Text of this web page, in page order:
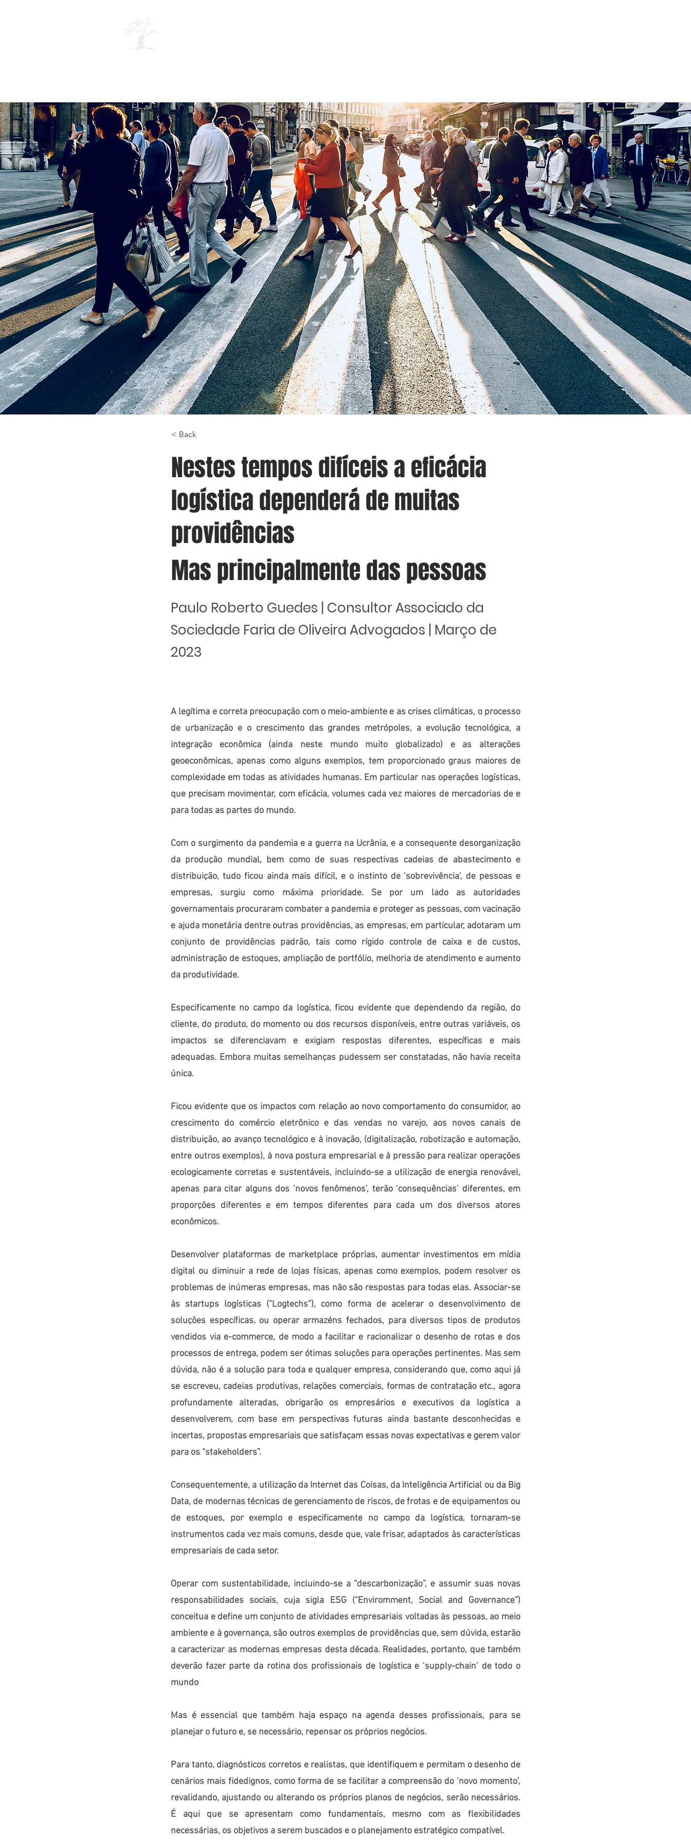
< Back
Nestes tempos difíceis a eficácia
logística dependerá de muitas
providências
Mas principalmente das pessoas
Paulo Roberto Guedes | Consultor Associado da
Sociedade Faria de Oliveira Advogados | Março de
2023
A legítima e correta preocupação com o meio-ambiente e as crises climáticas, o processo
de urbanização e o crescimento das grandes metrópoles, a evolução tecnológica, a
integração econômica (ainda neste mundo muito globalizado) e as alterações
geoeconômicas, apenas como alguns exemplos, tem proporcionado graus maiores de
complexidade em todas as atividades humanas. Em particular nas operações logísticas,
que precisam movimentar, com eficácia, volumes cada vez maiores de mercadorias de e
para todas as partes do mundo.
Com o surgimento da pandemia e a guerra na Ucrânia, e a consequente desorganização
da produção mundial, bem como de suas respectivas cadeias de abastecimento e
distribuição, tudo ficou ainda mais difícil, e o instinto de ‘sobrevivência’, de pessoas e
empresas, surgiu como máxima prioridade. Se por um lado as autoridades
governamentais procuraram combater a pandemia e proteger as pessoas, com vacinação
e ajuda monetária dentre outras providências, as empresas, em particular, adotaram um
conjunto de providências padrão, tais como rígido controle de caixa e de custos,
administração de estoques, ampliação de portfólio, melhoria de atendimento e aumento
da produtividade.
Especificamente no campo da logística, ficou evidente que dependendo da região, do
cliente, do produto, do momento ou dos recursos disponíveis, entre outras variáveis, os
impactos se diferenciavam e exigiam respostas diferentes, específicas e mais
adequadas. Embora muitas semelhanças pudessem ser constatadas, não havia receita
única.
Ficou evidente que os impactos com relação ao novo comportamento do consumidor, ao
crescimento do comércio eletrônico e das vendas no varejo, aos novos canais de
distribuição, ao avanço tecnológico e à inovação, (digitalização, robotização e automação,
entre outros exemplos), à nova postura empresarial e à pressão para realizar operações
ecologicamente corretas e sustentáveis, incluindo-se a utilização de energia renovável,
apenas para citar alguns dos ‘novos fenômenos’, terão ‘consequências’ diferentes, em
proporções diferentes e em tempos diferentes para cada um dos diversos atores
econômicos.
Desenvolver plataformas de marketplace próprias, aumentar investimentos em mídia
digital ou diminuir a rede de lojas físicas, apenas como exemplos, podem resolver os
problemas de inúmeras empresas, mas não são respostas para todas elas. Associar-se
às startups logísticas (“Logtechs”), como forma de acelerar o desenvolvimento de
soluções específicas, ou operar armazéns fechados, para diversos tipos de produtos
vendidos via e-commerce, de modo a facilitar e racionalizar o desenho de rotas e dos
processos de entrega, podem ser ótimas soluções para operações pertinentes. Mas sem
dúvida, não é a solução para toda e qualquer empresa, considerando que, como aqui já
se escreveu, cadeias produtivas, relações comerciais, formas de contratação etc., agora
profundamente alteradas, obrigarão os empresários e executivos da logística a
desenvolverem, com base em perspectivas futuras ainda bastante desconhecidas e
incertas, propostas empresariais que satisfaçam essas novas expectativas e gerem valor
para os “stakeholders”.
Consequentemente, a utilização da Internet das Coisas, da Inteligência Artificial ou da Big
Data, de modernas técnicas de gerenciamento de riscos, de frotas e de equipamentos ou
de estoques, por exemplo e especificamente no campo da logística, tornaram-se
instrumentos cada vez mais comuns, desde que, vale frisar, adaptados às características
empresariais de cada setor.
Operar com sustentabilidade, incluindo-se a “descarbonização”, e assumir suas novas
responsabilidades sociais, cuja sigla ESG (“Enviromment, Social and Governance”)
conceitua e define um conjunto de atividades empresariais voltadas às pessoas, ao meio
ambiente e à governança, são outros exemplos de providências que, sem dúvida, estarão
a caracterizar as modernas empresas desta década. Realidades, portanto, que também
deverão fazer parte da rotina dos profissionais de logística e ‘supply-chain’ de todo o
mundo
Mas é essencial que também haja espaço na agenda desses profissionais, para se
planejar o futuro e, se necessário, repensar os próprios negócios.
Para tanto, diagnósticos corretos e realistas, que identifiquem e permitam o desenho de
cenários mais fidedignos, como forma de se facilitar a compreensão do ‘novo momento’,
revalidando, ajustando ou alterando os próprios planos de negócios, serão necessários.
É aqui que se apresentam como fundamentais, mesmo com as flexibilidades
necessárias, os objetivos a serem buscados e o planejamento estratégico compatível.